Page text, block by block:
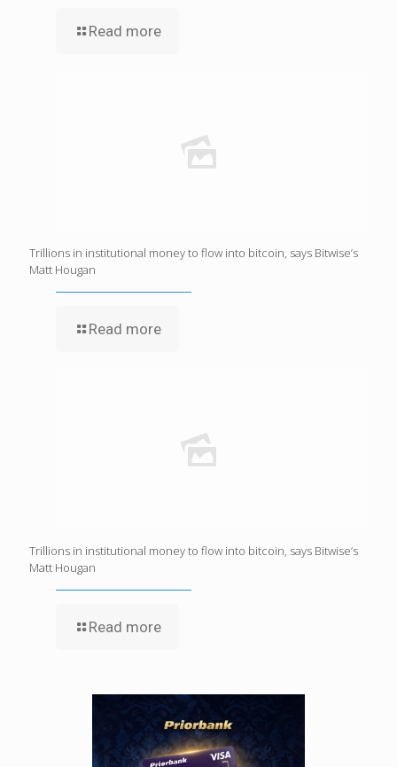
Read more
Trillions in institutional money to flow into bitcoin, says Bitwise’s
Matt Hougan
Read more
Trillions in institutional money to flow into bitcoin, says Bitwise’s
Matt Hougan
Read more